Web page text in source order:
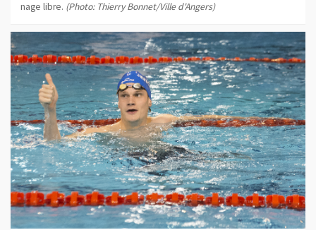
nage libre. (Photo: Thierry Bonnet/Ville d'Angers)